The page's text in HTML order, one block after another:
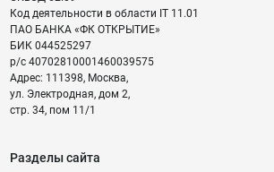
Код деятельности в области IT 11.01
ПАО БАНКА «ФК ОТКРЫТИЕ»
БИК 044525297
р/с 40702810001460039575
Адрес: 111398, Москва,
ул. Электродная, дом 2,
стр. 34, пом 11/1
Разделы сайта